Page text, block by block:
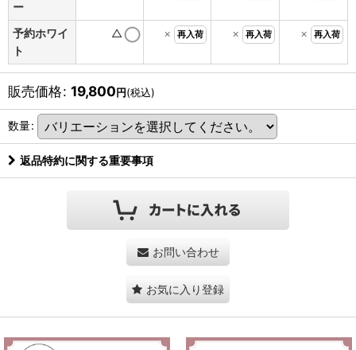
ー
予約ホワイ
ト
△ × 再入荷 × 再入荷 × 再入荷
販売価格: 19,800円(税込)
数量:
返品特約に関する重要事項
お問い合わせ
お気に入り登録